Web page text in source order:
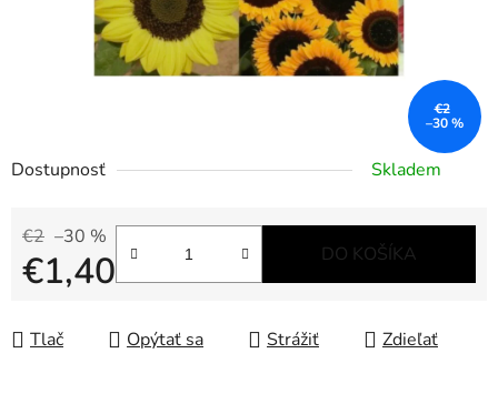
Dostupnosť Skladem
€2 –30 %
€1,40 DO KOŠÍKA
Tlač Opýtať sa Strážiť Zdieľať
€2
–30 %